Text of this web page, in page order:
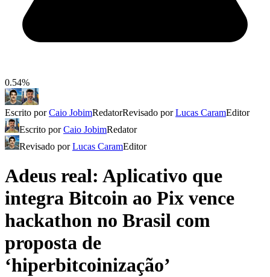
0.54%
Escrito porCaio JobimRedatorRevisado porLucas CaramEditor
Escrito porCaio JobimRedator
Revisado porLucas CaramEditor
Adeus real: Aplicativo que
integra Bitcoin ao Pix vence
hackathon no Brasil com
proposta de
‘hiperbitcoinização’